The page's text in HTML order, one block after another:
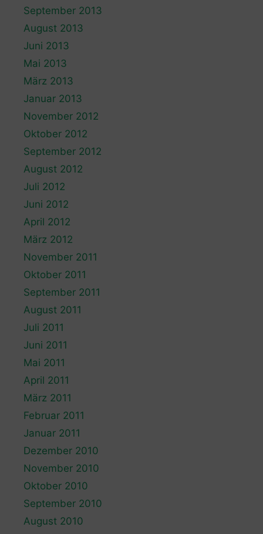
September 2013
August 2013
Juni 2013
Mai 2013
März 2013
Januar 2013
November 2012
Oktober 2012
September 2012
August 2012
Juli 2012
Juni 2012
April 2012
März 2012
November 2011
Oktober 2011
September 2011
August 2011
Juli 2011
Juni 2011
Mai 2011
April 2011
März 2011
Februar 2011
Januar 2011
Dezember 2010
November 2010
Oktober 2010
September 2010
August 2010